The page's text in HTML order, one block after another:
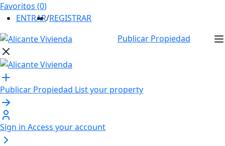
Favoritos (0)
ENTRAR/REGISTRAR
Publicar Propiedad
Publicar Propiedad List your property
Sign in Access your account